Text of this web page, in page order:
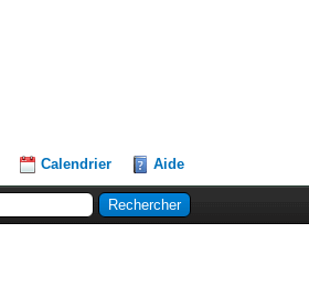
Calendrier Aide